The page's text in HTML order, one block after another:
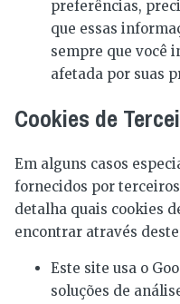
preferências,
que essas
sempre que você
afetada por suas
Cookies de
Em alguns casos
fornecidos por
detalha quais cookies
encontrar através
Este site usa o
soluções de